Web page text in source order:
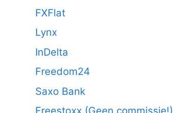
FXFlat
Lynx
InDelta
Freedom24
Saxo Bank